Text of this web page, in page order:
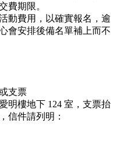
費期限。
動費用，以確實報名，逾
會安排後備名單補上而不
支票
明樓地下 124 室，支票抬
信件請列明：